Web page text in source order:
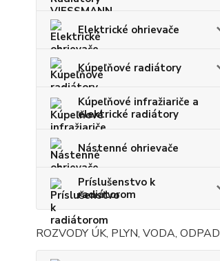
Elektrické ohrievače
Kúpeľňové radiátory
Kúpeľňové infražiariče a
elektrické radiátory
Nástenné ohrievače
Príslušenstvo k
radiátorom
ROZVODY ÚK, PLYN, VODA, ODPAD